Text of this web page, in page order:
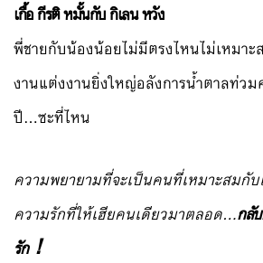
เกื้อ กีรติ หมั้นกับ กิเลน หวัง
พี่ชายกับน้องน้อยไม่มีตรงไหนไม่เหมาะ
งานแต่งงานยิ่งใหญ่อลังการน้ำตาลท่ว
ปี…ซะที่ไหน
ความพยายามที่จะเป็นคนที่เหมาะสมกับ
ความรักที่ให้เฮียคนเดียวมาตลอด…กลั
รัก！